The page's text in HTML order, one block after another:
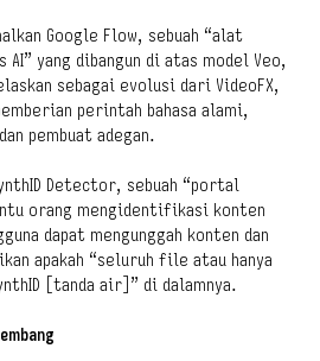
Google Flow, sebuah “alat
yang dibangun di atas model Veo,
sebagai evolusi dari VideoFX,
perintah bahasa alami,
pembuat adegan.
Detector, sebuah “portal
orang mengidentifikasi konten
dapat mengunggah konten dan
apakah “seluruh file atau hanya
[tanda air]” di dalamnya.